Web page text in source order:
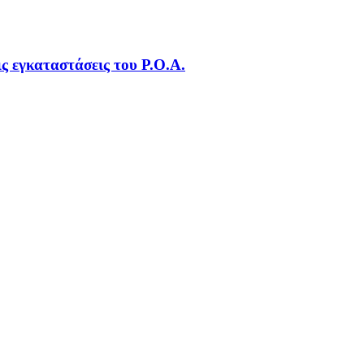
εγκαταστάσεις του Ρ.Ο.Α.